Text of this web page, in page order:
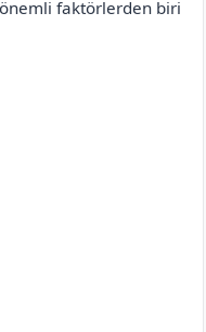
faktörlerden biri